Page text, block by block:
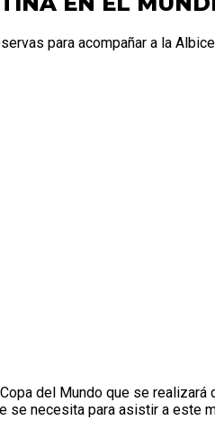
para acompañar a la
del Mundo que se
necesita para asistir a este